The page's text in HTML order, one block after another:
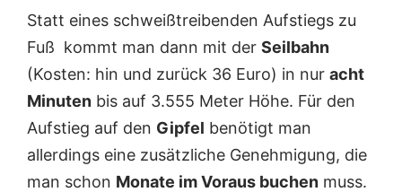
Statt eines schweißtreibenden Aufstiegs zu
Fuß kommt man dann mit der Seilbahn
(Kosten: hin und zurück 36 Euro) in nur acht
Minuten bis auf 3.555 Meter Höhe. Für den
Aufstieg auf den Gipfel benötigt man
allerdings eine zusätzliche Genehmigung, die
man schon Monate im Voraus buchen muss.